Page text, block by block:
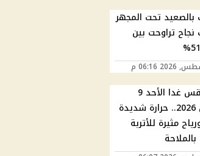
تحت المجهر
تراوحت بين
حالة الطقس غدا الأحد 9
أغسطس 2026.. حرارة شديدة
مثيرة للأتربة